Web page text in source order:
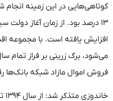
کوتاهی‌هایی در این زمینه انجام
می‌شود، برگ زرینی بر فراز تمام
فروش اموال مازاد شبکه بانک‌ها